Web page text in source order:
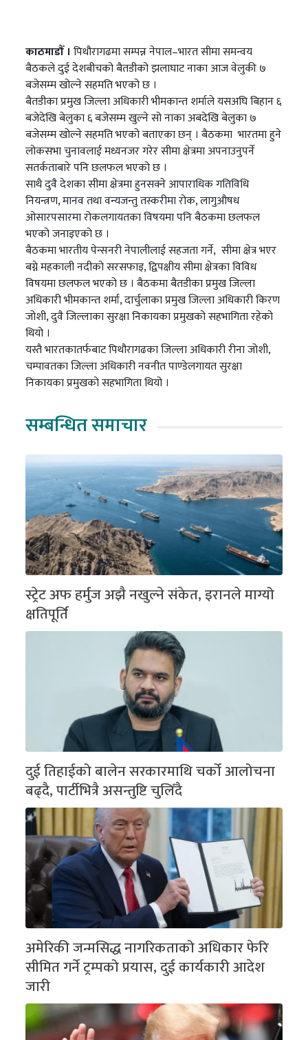
काठमाडौँ । पिथौरागढमा सम्पन्न नेपाल–भारत सीमा समन्वय
बैठकले दुई देशबीचको बैतडीको झलाघाट नाका आज वेलुकी ७
बजेसम्म खोल्ने सहमति भएको छ ।
बैतडीका प्रमुख जिल्ला अधिकारी भीमकान्त शर्माले यसअघि बिहान ६
बजेदेखि बेलुका ६ बजेसम्म खुल्ने सो नाका अबदेखि बेलुका ७
बजेसम्म खोल्ने सहमति भएको बताएका छन् । बैठकमा भारतमा हुने
लोकसभा चुनावलाई मध्यनजर गरेर सीमा क्षेत्रमा अपनाउनुपर्ने
सतर्कताबारे पनि छलफल भएको छ ।
साथै दुवै देशका सीमा क्षेत्रमा हुनसक्ने आपाराधिक गतिविधि
नियन्त्रण, मानव तथा वन्यजन्तु तस्करीमा रोक, लागुऔषध
ओसारपसारमा रोकलगायतका विषयमा पनि बैठकमा छलफल
भएको जनाइएको छ ।
बैठकमा भारतीय पेन्सनरी नेपालीलाई सहजता गर्ने, सीमा क्षेत्र भएर
बग्ने महकाली नदीको सरसफाइ, द्विपक्षीय सीमा क्षेत्रका विविध
विषयमा छलफल भएको छ । बैठकमा बैतडीका प्रमुख जिल्ला
अधिकारी भीमकान्त शर्मा, दार्चुलाका प्रमुख जिल्ला अधिकारी किरण
जोशी, दुवै जिल्लाका सुरक्षा निकायका प्रमुखको सहभागिता रहेको
थियो ।
यस्तै भारतकातर्फबाट पिथौरागढका जिल्ला अधिकारी रीना जोशी,
चम्पावतका जिल्ला अधिकारी नवनीत पाण्डेलगायत सुरक्षा
निकायका प्रमुखको सहभागिता थियो ।
सम्बन्धित समाचार
स्ट्रेट अफ हर्मुज अझै नखुल्ने संकेत, इरानले माग्यो
क्षतिपूर्ति
दुई तिहाईको बालेन सरकारमाथि चर्को आलोचना
बढ्दै, पार्टीभित्रै असन्तुष्टि चुलिँदै
अमेरिकी जन्मसिद्ध नागरिकताको अधिकार फेरि
सीमित गर्ने ट्रम्पको प्रयास, दुई कार्यकारी आदेश
जारी